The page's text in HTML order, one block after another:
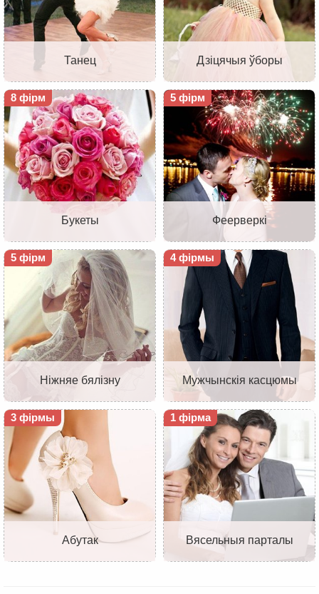
Танец Дзіцячыя ўборы
8 фірм
Букеты
5 фірм
Феерверкі
5 фірм
Ніжняе бялізну
4 фірмы
Мужчынскія касцюмы
3 фірмы
Абутак
1 фірма
Вясельныя парталы